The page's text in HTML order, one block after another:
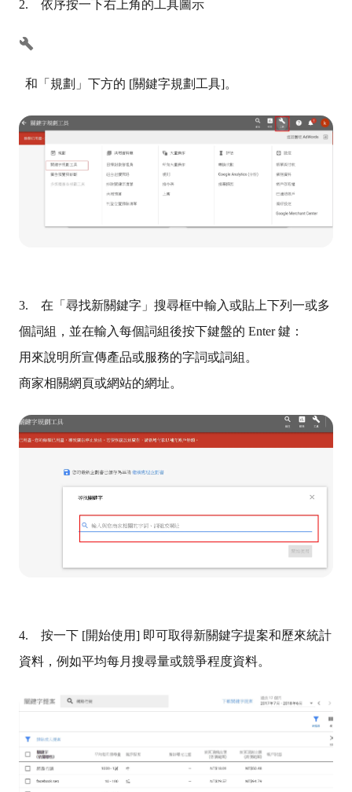
2. 依序按一下右上角的工具圖示
和「規劃」下方的 [關鍵字規劃工具]。
3. 在「尋找新關鍵字」搜尋框中輸入或貼上下列一或多
個詞組，並在輸入每個詞組後按下鍵盤的 Enter 鍵：
用來說明所宣傳產品或服務的字詞或詞組。
商家相關網頁或網站的網址。
4. 按一下 [開始使用] 即可取得新關鍵字提案和歷來統計
資料，例如平均每月搜尋量或競爭程度資料。